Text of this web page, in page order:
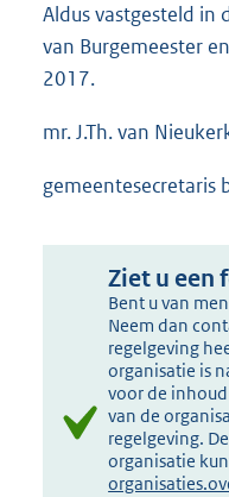
Aldus vastgesteld in
van Burgemeester
2017.
mr. J.Th. van
gemeentesecretaris
Ziet u een
Bent u van
Neem dan
regelgeving
organisatie is
voor de
van de
regelgeving.
organisatie